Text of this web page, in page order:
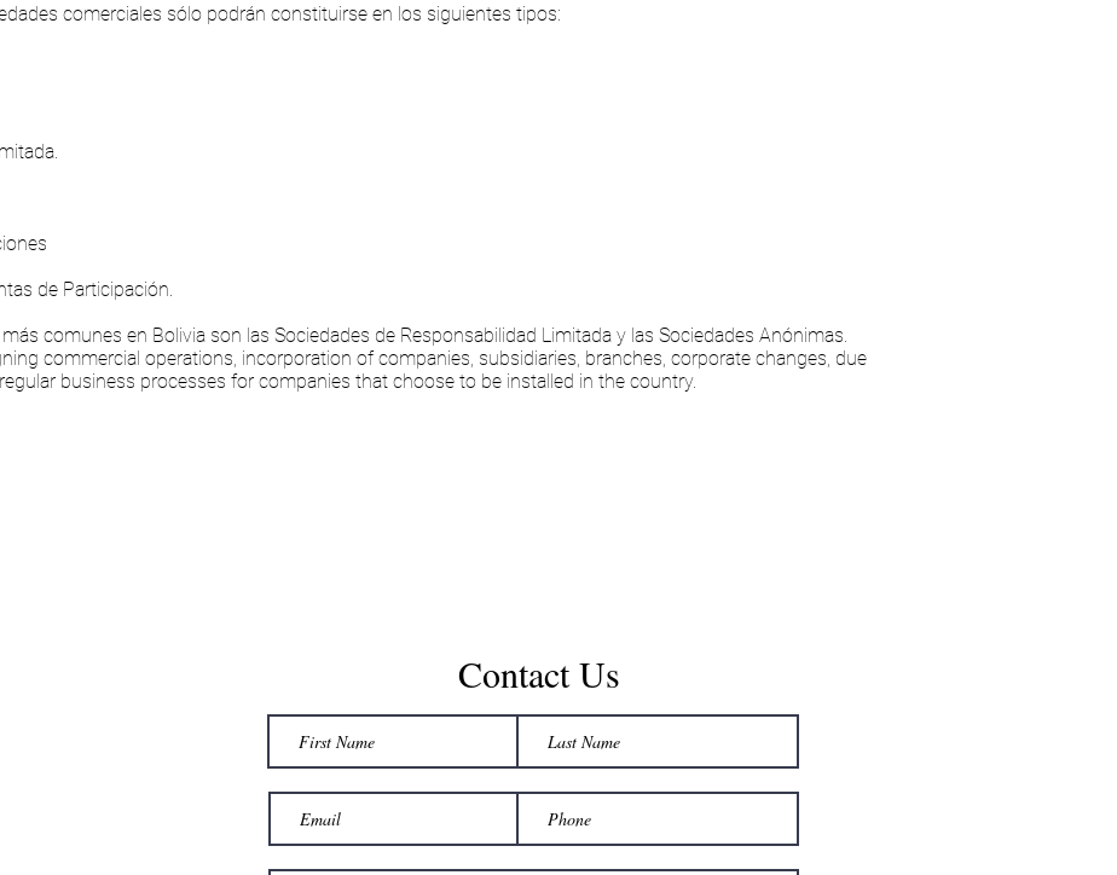
comerciales sólo podrán constituirse en los siguientes tipos:
de Participación.
comunes en Bolivia son las Sociedades de Responsabilidad Limitada y las Sociedades Anónimas.
commercial operations, incorporation of companies, subsidiaries, branches, corporate changes, due
business processes for companies that choose to be installed in the country.
Contact Us